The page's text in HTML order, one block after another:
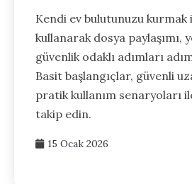
Kendi ev bulutunuzu kurmak
kullanarak dosya paylaşımı,
güvenlik odaklı adımları
Basit başlangıçlar, güvenli
pratik kullanım senaryoları
takip edin.
15 Ocak 2026